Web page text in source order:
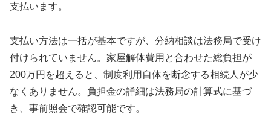
支払います。
支払い方法は一括が基本ですが、分納相談は法務局で受け
付けられていません。家屋解体費用と合わせた総負担が
200万円を超えると、制度利用自体を断念する相続人が少
なくありません。負担金の詳細は法務局の計算式に基づ
き、事前照会で確認可能です。